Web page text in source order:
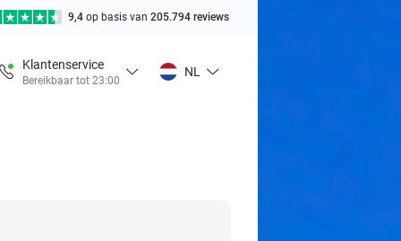
9,4 op basis van 205.794 reviews
Klantenservice
Bereikbaar tot 23:00
NL